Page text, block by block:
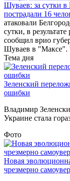
Шуваев: за сутки в
пострадали 16
атаковали
сутки, в
сообщил врио
Шуваев в
Тема дня
Зеленский
ошибки
Владимир
Украине стала
Фото
Новая
чрезмерно